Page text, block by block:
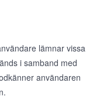
lämnar vissa
i samband med
användaren